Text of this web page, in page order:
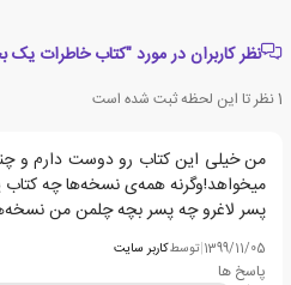
نظر کاربران در مورد "کتاب خاطرات یک
1نظر تا این لحظه ثبت شده است
من خیلی این کتاب رو دوست دارم و
میخواهد!وگرنه همه‌ی نسخه‌ها چه
پسر لاغرو چه پسر بچه چلمن من
1399/11/05
|توسطکاربر سایت
پاسخ ها